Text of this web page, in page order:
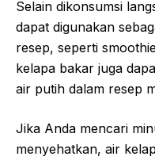
Selain dikonsumsi
dapat digunakan
resep, seperti
kelapa bakar juga
air putih dalam resep
Jika Anda mencari
menyehatkan, air